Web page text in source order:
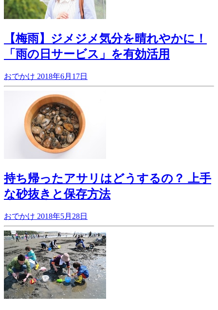
【梅雨】ジメジメ気分を晴れやかに！
「雨の日サービス」を有効活用
おでかけ 2018年6月17日
持ち帰ったアサリはどうするの？ 上手
な砂抜きと保存方法
おでかけ 2018年5月28日